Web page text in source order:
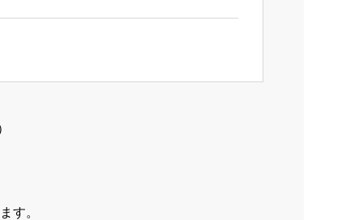
す。